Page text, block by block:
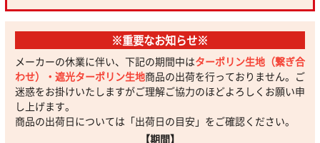
※重要なお知らせ※
メーカーの休業に伴い、下記の期間中はターポリン生地（繋ぎ合
わせ）・遮光ターポリン生地商品の出荷を行っておりません。ご
迷惑をお掛けいたしますがご理解ご協力のほどよろしくお願い申
し上げます。
商品の出荷日については「出荷日の目安」をご確認ください。
【期間】